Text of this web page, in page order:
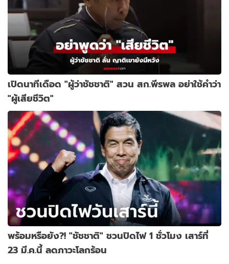
เปิดนาทีเดือด "ผู้ว่าชัชชาติ" สวน สก.พีรพล อย่าใช้คำว่า
"ผู้เสียชีวิต"
พร้อมหรือยัง?! "ชัชชาติ" ชวนปิดไฟ 1 ชั่วโมง เสาร์ที่
23 มี.ค.นี้ ลดภาวะโลกร้อน